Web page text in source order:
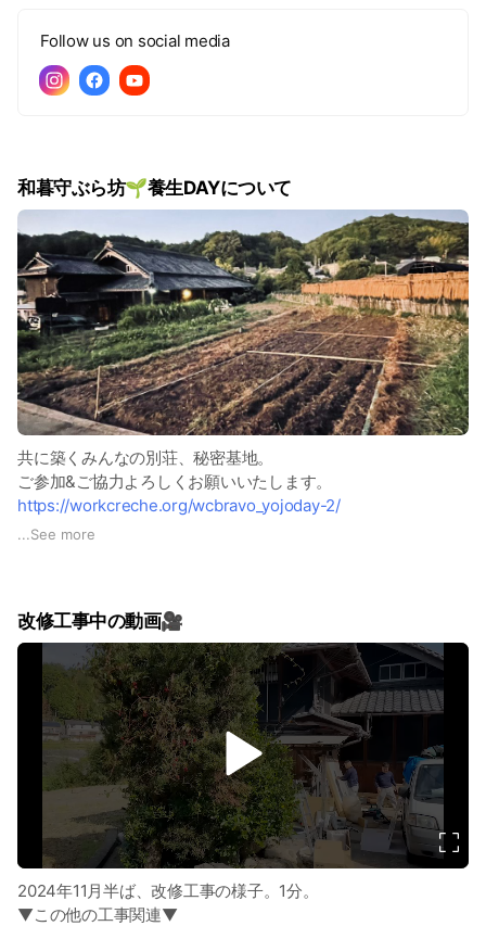
Follow us on social media
和暮守ぶら坊🌱養生DAYについて
共に築くみんなの別荘、秘密基地。
ご参加&ご協力よろしくお願いいたします。
https://workcreche.org/wcbravo_yojoday-2/
...See more
改修工事中の動画🎥
v
i
d
e
o
2024年11月半ば、改修工事の様子。1分。
▼この他の工事関連▼